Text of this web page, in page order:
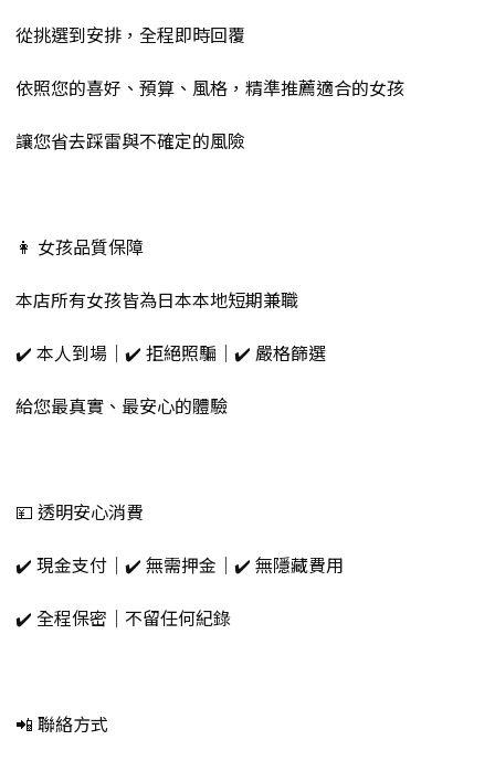
從挑選到安排，全程即時回覆
依照您的喜好、預算、風格，精準推薦適合的女孩
讓您省去踩雷與不確定的風險
👩 女孩品質保障
本店所有女孩皆為日本本地短期兼職
✔️ 本人到場｜✔️ 拒絕照騙｜✔️ 嚴格篩選
給您最真實、最安心的體驗
💴 透明安心消費
✔️ 現金支付｜✔️ 無需押金｜✔️ 無隱藏費用
✔️ 全程保密｜不留任何紀錄
📲 聯絡方式